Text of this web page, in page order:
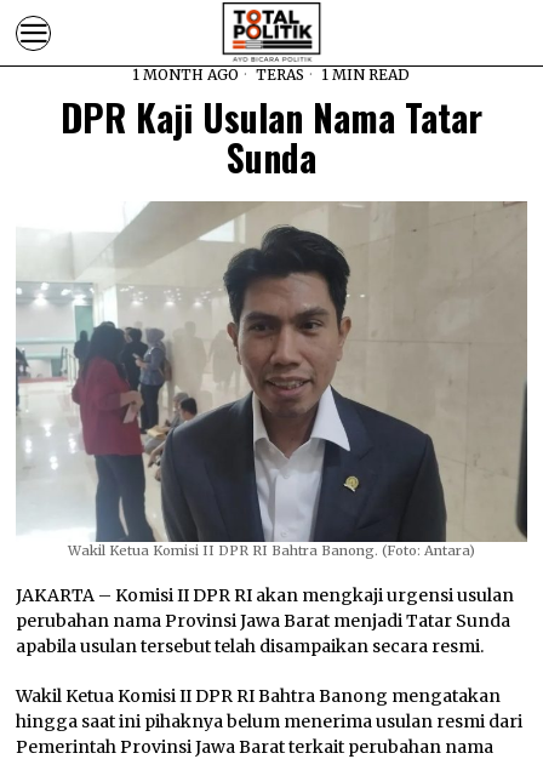
1 MONTH AGO TERAS 1 MIN READ
DPR Kaji Usulan Nama Tatar
Sunda
Wakil Ketua Komisi II DPR RI Bahtra Banong. (Foto: Antara)
JAKARTA – Komisi II DPR RI akan mengkaji urgensi usulan
perubahan nama Provinsi Jawa Barat menjadi Tatar Sunda
apabila usulan tersebut telah disampaikan secara resmi.
Wakil Ketua Komisi II DPR RI Bahtra Banong mengatakan
hingga saat ini pihaknya belum menerima usulan resmi dari
Pemerintah Provinsi Jawa Barat terkait perubahan nama